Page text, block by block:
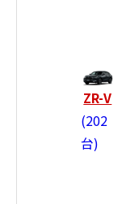
ZR-V
202
台